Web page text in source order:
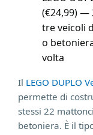
(€24,99) —
tre veicoli
o
volta
Il LEGO DUPLO
permette di
stessi 22
betoniera. È il